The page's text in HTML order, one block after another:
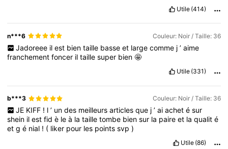
Utile (414)
n***6 Couleur: Noir / Taille: 36
Jadoreee il est bien taille basse et large comme j ’ aime
franchementfoncer iltaillesuper bien🤩
Utile (331)
b***3 Couleur: Noir / Taille: 36
JE KIFF ! l ’ un des meilleurs articles que j ’ ai achet é sur
shein ilestfidè leà latailletombe biensur la paireet laqualité
etgé nial ! ( liker pour les pointssvp)
Utile (86)